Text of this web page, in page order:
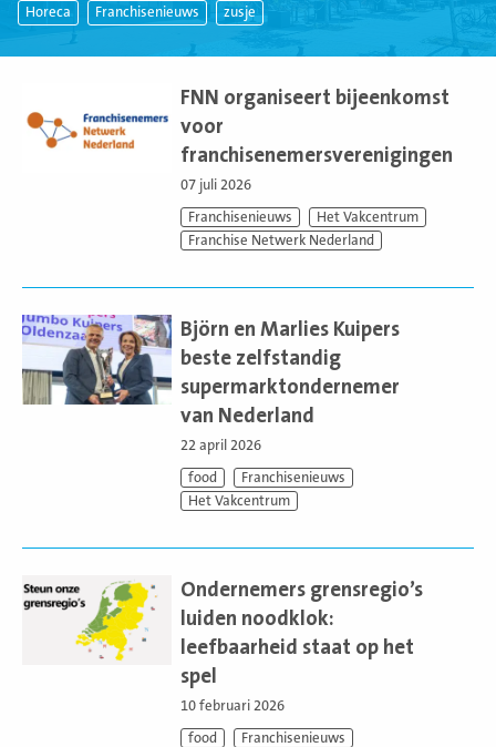
Horeca Franchisenieuws zusje
FNN organiseert bijeenkomst
voor
franchisenemersverenigingen
07 juli 2026
Franchisenieuws
Het Vakcentrum
Franchise Netwerk Nederland
meer
Björn en Marlies Kuipers
beste zelfstandig
supermarktondernemer
van Nederland
22 april 2026
food
Franchisenieuws
Het Vakcentrum
meer
Ondernemers grensregio’s
luiden noodklok:
leefbaarheid staat op het
spel
10 februari 2026
food
Franchisenieuws